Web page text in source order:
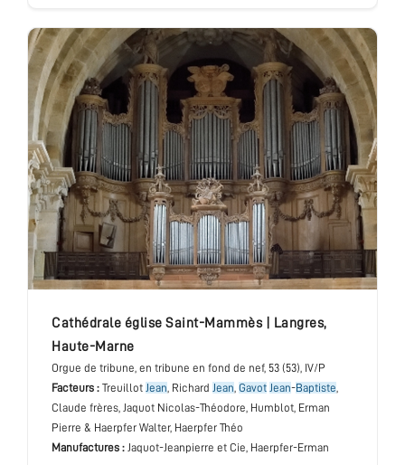
cathédrale église Saint-Mammès| Langres,
Haute-Marne
Orgue de tribune, en tribune en fond de nef, 53 (53), IV/P
Facteurs : Treuillot Jean, Richard Jean, Gavot Jean-Baptiste,
Claude frères, Jaquot Nicolas-Théodore, Humblot, Erman
Pierre & Haerpfer Walter, Haerpfer Théo
Manufactures : Jaquot-Jeanpierre et Cie, Haerpfer-Erman